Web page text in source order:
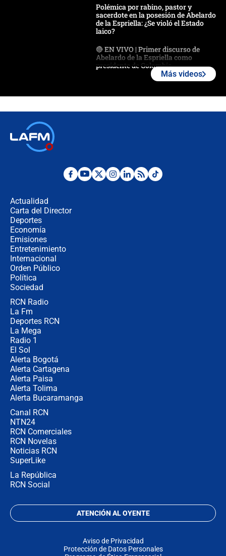
Polémica por rabino, pastor y
sacerdote en la posesión de Abelardo
de la Espriella: ¿Se violó el Estado
laico?
🔴 EN VIVO | Primer discurso de
Abelardo de la Espriella como
presidente de Colombia
Desde dermatitis hasta infecciones:
Más videos
Actualidad
Carta del Director
Deportes
Economía
Emisiones
Entretenimiento
Internacional
Orden Público
Política
Sociedad
RCN Radio
La Fm
Deportes RCN
La Mega
Radio 1
El Sol
Alerta Bogotá
Alerta Cartagena
Alerta Paisa
Alerta Tolima
Alerta Bucaramanga
Canal RCN
NTN24
RCN Comerciales
RCN Novelas
Noticias RCN
SuperLike
La República
RCN Social
ATENCIÓN AL OYENTE
Aviso de Privacidad
Protección de Datos Personales